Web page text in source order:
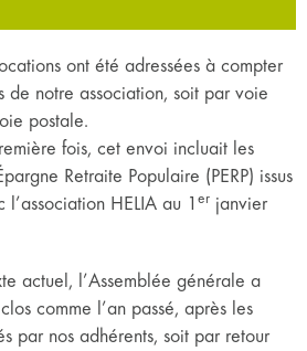
ont été adressées à compter
de notre association, soit par voie
postale.
fois, cet envoi incluait les
Retraite Populaire (PERP) issus
HELIA au 1 er janvier
actuel, l’Assemblée générale a
comme l’an passé, après les
par nos adhérents, soit par retour